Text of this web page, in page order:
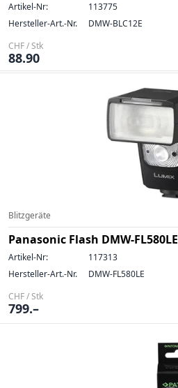
Artikel-Nr:
113775
Hersteller-Art.-Nr.
DMW-BLC12E
CHF / Stk
88.90
Blitzgeräte
Panasonic Flash DMW-FL580LE
Artikel-Nr:
117313
Hersteller-Art.-Nr.
DMW-FL580LE
CHF / Stk
799.–